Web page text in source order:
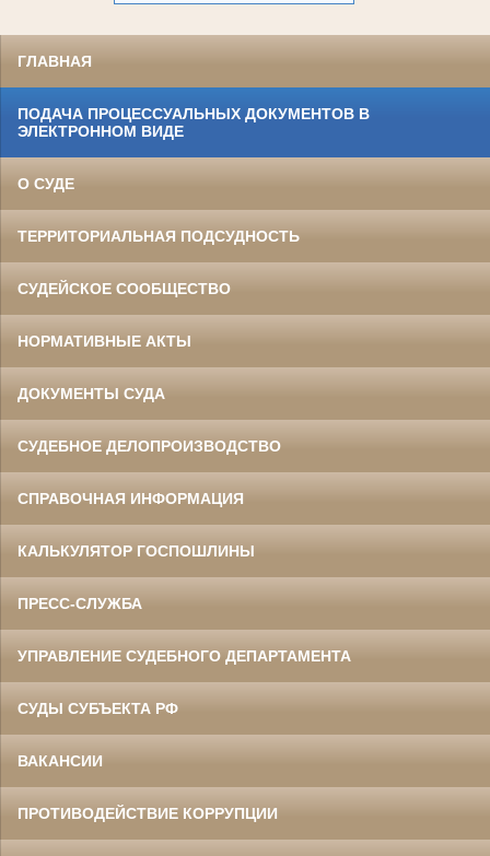
ГЛАВНАЯ
ПОДАЧА ПРОЦЕССУАЛЬНЫХ ДОКУМЕНТОВ В
ЭЛЕКТРОННОМ ВИДЕ
О СУДЕ
ТЕРРИТОРИАЛЬНАЯ ПОДСУДНОСТЬ
СУДЕЙСКОЕ СООБЩЕСТВО
НОРМАТИВНЫЕ АКТЫ
ДОКУМЕНТЫ СУДА
СУДЕБНОЕ ДЕЛОПРОИЗВОДСТВО
СПРАВОЧНАЯ ИНФОРМАЦИЯ
КАЛЬКУЛЯТОР ГОСПОШЛИНЫ
ПРЕСС-СЛУЖБА
УПРАВЛЕНИЕ СУДЕБНОГО ДЕПАРТАМЕНТА
СУДЫ СУБЪЕКТА РФ
ВАКАНСИИ
ПРОТИВОДЕЙСТВИЕ КОРРУПЦИИ